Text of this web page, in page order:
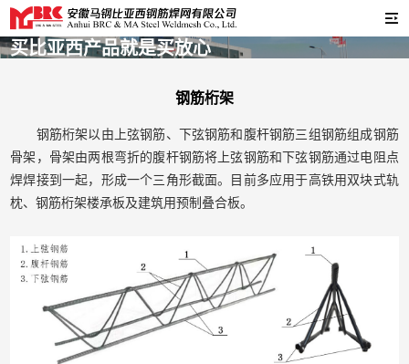
买比亚西产品就是买放心
钢筋桁架
钢筋桁架以由上弦钢筋、下弦钢筋和腹杆钢筋三组钢筋组成钢筋
骨架，骨架由两根弯折的腹杆钢筋将上弦钢筋和下弦钢筋通过电阻点
焊焊接到一起，形成一个三角形截面。目前多应用于高铁用双块式轨
枕、钢筋桁架楼承板及建筑用预制叠合板。